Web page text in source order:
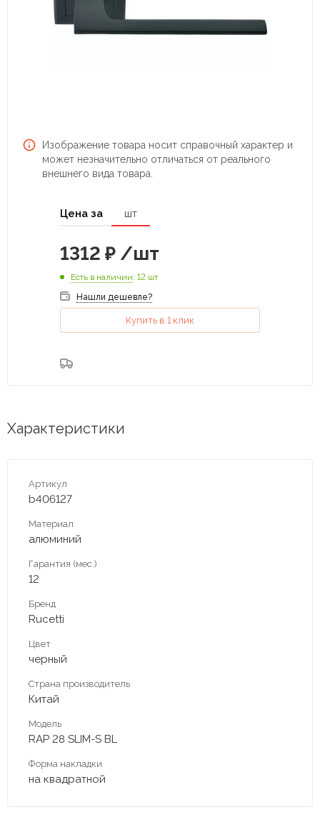
Изображение товара носит справочный характер и
может незначительно отличаться от реального
внешнего вида товара.
Цена за шт
1312 ₽ /шт
Есть в наличии: 12 шт
Нашли дешевле?
Купить в 1 клик
Характеристики
Артикул
b406127
Материал
алюминий
Гарантия (мес.)
12
Бренд
Rucetti
Цвет
черный
Страна производитель
Китай
Модель
RAP 28 SLIM-S BL
Форма накладки
на квадратной